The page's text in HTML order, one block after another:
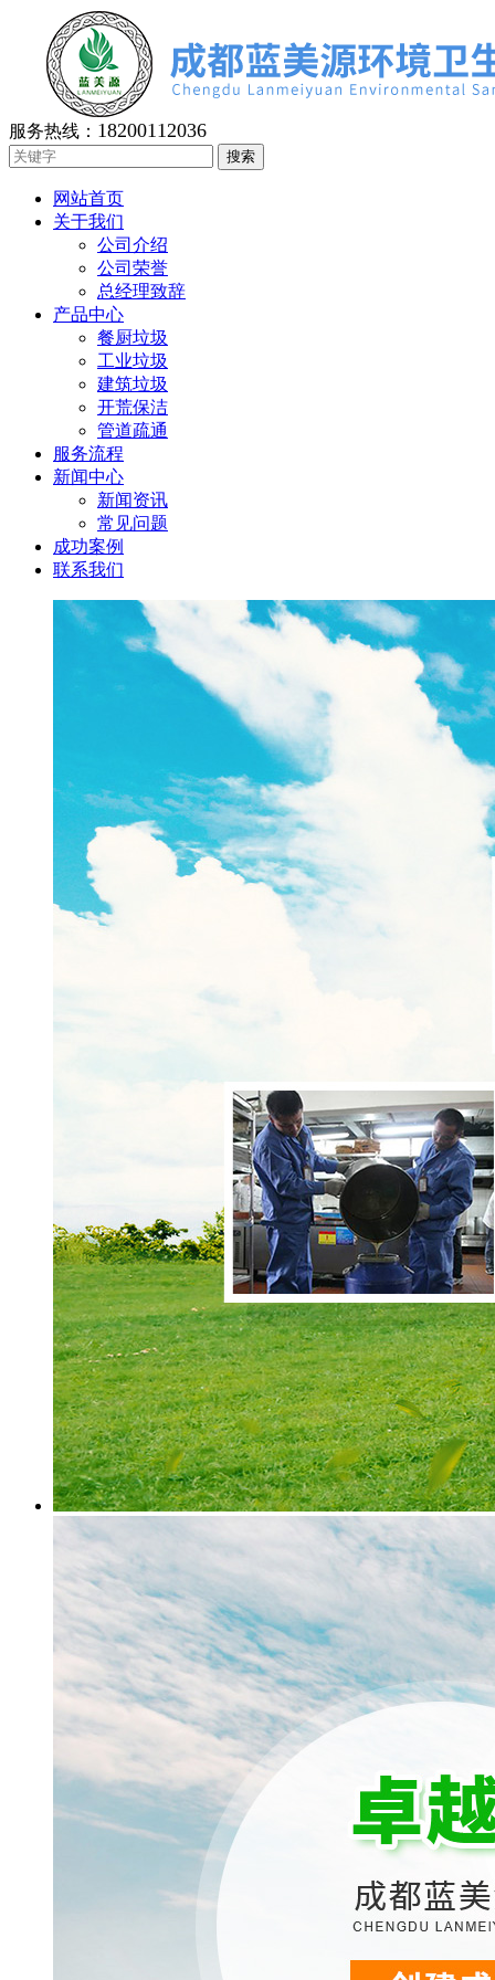
服务热线： 18200112036
网站首页
关于我们
公司介绍
公司荣誉
总经理致辞
产品中心
餐厨垃圾
工业垃圾
建筑垃圾
开荒保洁
管道疏通
服务流程
新闻中心
新闻资讯
常见问题
成功案例
联系我们